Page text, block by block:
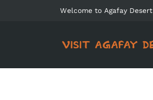
Welcome to Agafay Desert